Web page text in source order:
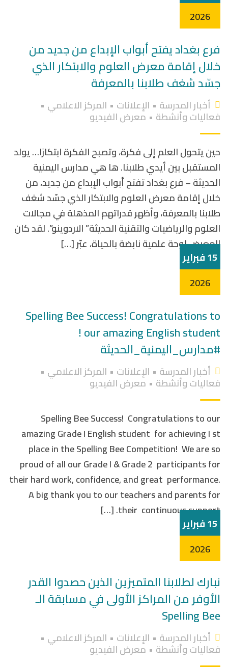
2026
فرع بغداد يفتح أبواب الإبداع من جديد من
خلال إقامة معرض العلوم والابتكار الذي
جسّد شغف طلابنا بالمعرفة
أخبار المدرسة • الإعلانات • المركز الاعلامي •
فعاليات وأنشطة • معرض الفيديو
حين يتحول العلم إلى فكرة، وتصبح الفكرة ابتكارًا… يولد
المستقبل بين أيدي طلابنا. ها هي مدارس اليمنية
الحديثة – فرع بغداد تفتح أبواب الإبداع من جديد، من
خلال إقامة معرض العلوم والابتكار الذي جسّد شغف
طلابنا بالمعرفة، وأظهر قدراتهم المذهلة في مجالات
العلوم والرياضيات والتقنية الحديثة” الاردوينو”. لقد كان
المعرض لوحة علمية نابضة بالحياة، عبّر […]
15 فبراير
2026
Spelling Bee Success! Congratulations to
our amazing English student !
#مدارس_اليمنية_الحديثة
أخبار المدرسة • الإعلانات • المركز الاعلامي •
فعاليات وأنشطة • معرض الفيديو
Spelling Bee Success! Congratulations to our
amazing Grade I English student for achieving I st
place in the Spelling Bee Competition! We are so
proud of all our Grade I & Grade 2 participants for
their hard work, confidence, and great performance.
A big thank you to our teachers and parents for
their continuous support. […]
15 فبراير
2026
نبارك لطلابنا المتميزين الذين حصدوا القدر
الأوفر من المراكز الأولى في مسابقة الـ
Spelling Bee
أخبار المدرسة • الإعلانات • المركز الاعلامي •
فعاليات وأنشطة • معرض الفيديو